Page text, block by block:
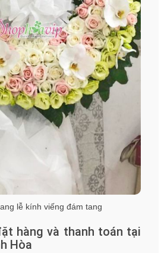
lễ kính viếng đám tang
hàng và thanh toán tại
Hòa